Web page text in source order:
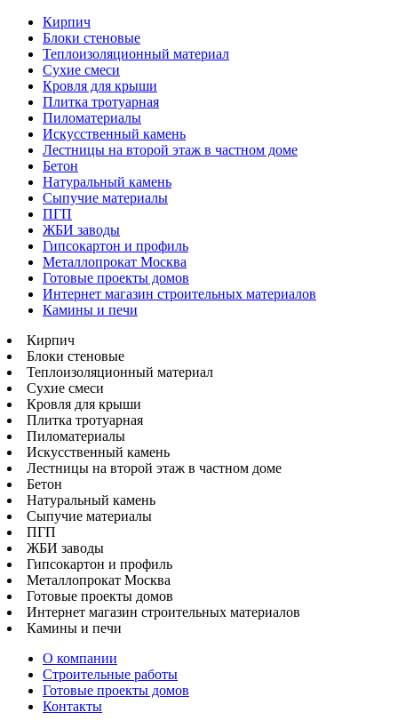
Кирпич
Блоки стеновые
Теплоизоляционный материал
Сухие смеси
Кровля для крыши
Плитка тротуарная
Пиломатериалы
Искусственный камень
Лестницы на второй этаж в частном доме
Бетон
Натуральный камень
Сыпучие материалы
ПГП
ЖБИ заводы
Гипсокартон и профиль
Металлопрокат Москва
Готовые проекты домов
Интернет магазин строительных материалов
Камины и печи
Кирпич
Блоки стеновые
Теплоизоляционный материал
Сухие смеси
Кровля для крыши
Плитка тротуарная
Пиломатериалы
Искусственный камень
Лестницы на второй этаж в частном доме
Бетон
Натуральный камень
Сыпучие материалы
ПГП
ЖБИ заводы
Гипсокартон и профиль
Металлопрокат Москва
Готовые проекты домов
Интернет магазин строительных материалов
Камины и печи
О компании
Строительные работы
Готовые проекты домов
Контакты